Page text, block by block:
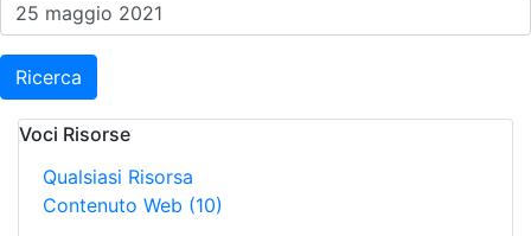
Ricerca
Voci Risorse
Qualsiasi Risorsa
Contenuto Web (10)